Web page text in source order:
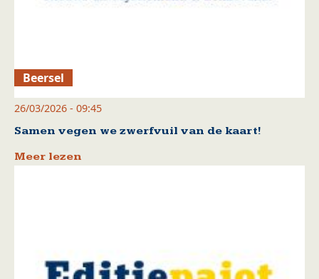
Beersel
26/03/2026 - 09:45
Samen vegen we zwerfvuil van de kaart!
Meer lezen